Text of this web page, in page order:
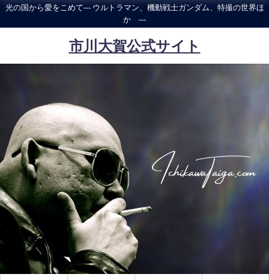
光の国から愛をこめて--- ウルトラマン、機動戦士ガンダム、特撮の世界ほ
か ---
市川大賀公式サイト